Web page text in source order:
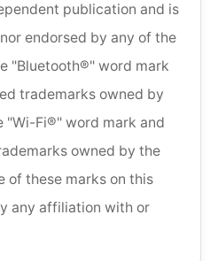
publication and is
endorsed by any of the
"Bluetooth®" word mark
trademarks owned by
"Wi-Fi®" word mark and
owned by the
of these marks on this
any affiliation with or